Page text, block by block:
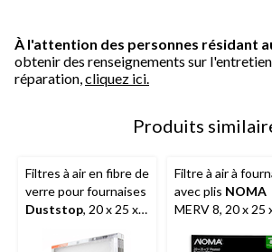
À l'attention des personnes résidant
obtenir des renseignements sur
réparation,cliquez ici.
Produits
Filtres à air en fibre de
verre pour fournaises
Duststop, 20 x 25 x 1
Filtre à air à
avec plis NOMA
MERV 8, 20 x 25